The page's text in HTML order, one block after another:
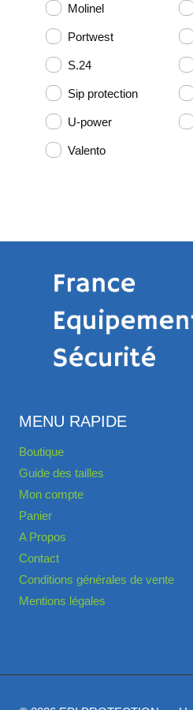
Molinel
Portwest
S.24
Sip protection
U-power
Valento
MENU RAPIDE
Boutique
Guide des tailles
Mon compte
Panier
A Propos
Contact
Conditions générales de vente
Mentions légales